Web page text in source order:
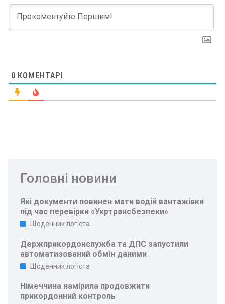
0 КОМЕНТАРІ
Головні новини
Які документи повинен мати водій вантажівки
під час перевірки «Укртрансбезпеки»
Щоденник логіста
Держприкордонслужба та ДПС запустили
автоматизований обмін даними
Щоденник логіста
Німеччина намірила продовжити
прикордонний контроль